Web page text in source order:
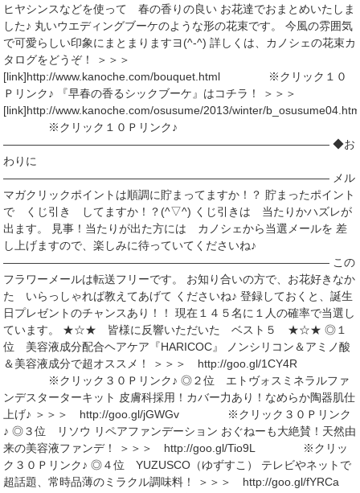
ヒヤシンスなどを使って 春の香りの良い お花達でおまとめいたしま
した♪ 丸いウエディングブーケのような形の花束です。 今風の雰囲気
で可愛らしい印象にまとまりますヨ(^-^) 詳しくは、カノシェの花束カ
タログをどうぞ！ ＞＞＞
[link]http://www.kanoche.com/bouquet.html ※クリック１０
Ｐリンク♪ 『早春の香るシックブーケ』はコチラ！ ＞＞＞
[link]http://www.kanoche.com/osusume/2013/winter/
※クリック１０Ｐリンク♪
――――――――――――――――――――――――――――― ◆お
わりに
――――――――――――――――――――――――――――― メル
マガクリックポイントは順調に貯まってますか！？ 貯まったポイント
で くじ引き してますか！？(^▽^) くじ引きは 当たりかハズレが
出ます。 見事！当たりが出た方には カノシェから当選メールを 差
し上げますので、楽しみに待っていてくださいね♪
――――――――――――――――――――――――――――― この
フラワーメールは転送フリーです。 お知り合いの方で、お花好きなか
た いらっしゃれば教えてあげて くださいね♪ 登録しておくと、誕生
日プレゼントのチャンスあり！！ 現在１４５名に１人の確率で当選し
ています。 ★☆★ 皆様に反響いただいた ベスト５ ★☆★ ◎１
位 美容液成分配合ヘアケア『HARICOC』 ノンシリコン＆アミノ酸
＆美容液成分で超オススメ！ ＞＞＞ http://goo.gl/1CY4R
※クリック３０Ｐリンク♪ ◎２位 エトヴォスミネラルファ
ンデスターターキット 皮膚科採用！カバー力あり！なめらか陶器肌仕
上げ♪ ＞＞＞ http://goo.gl/jGWGv ※クリック３０Ｐリンク
♪ ◎３位 リソウ リペアファンデーション おぐねーも大絶賛！天然由
来の美容液ファンデ！ ＞＞＞ http://goo.gl/Tio9L ※クリッ
ク３０Ｐリンク♪ ◎４位 YUZUSCO（ゆずすこ） テレビやネットで
超話題、常時品薄のミラクル調味料！ ＞＞＞ http://goo.gl/fYRCa